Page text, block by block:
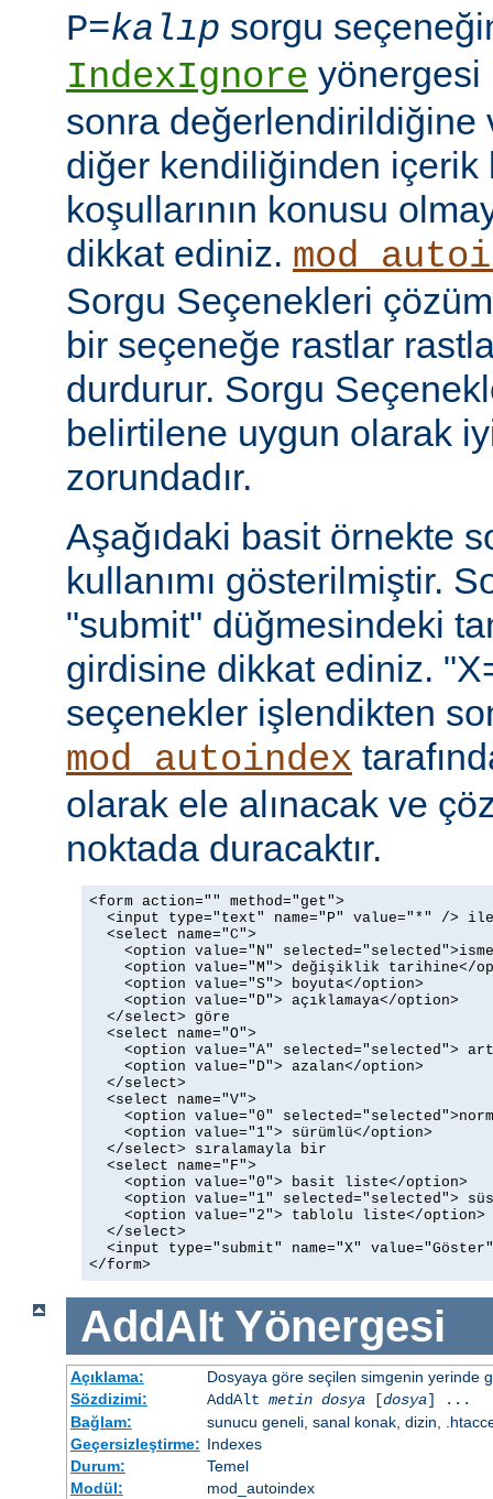
P=kalıp sorgu
IndexIgnore yönergesi
sonra değerlendirildiğine
diğer kendiliğinden içerik
koşullarının konusu
dikkat ediniz.
Sorgu Seçenekleri
bir seçeneğe rastlar
durdurur. Sorgu
belirtilene uygun olarak
zorundadır.
Aşağıdaki basit örnekte
kullanımı gösterilmiştir.
"submit" düğmesindeki
girdisine dikkat ediniz.
seçenekler işlendikten
mod_autoindex
olarak ele alınacak ve
noktada duracaktır.
<form action="" method="get">
<input type="text" name="P" value="*" />
  <select name="C">
<option value="N"
<option value="M"> değişiklik tarihine</
    <option value="S"> boyuta</option>
    <option value="D"> açıklamaya</option>
  </select> göre
  <select name="O">
<option value="A" selected="selected">
    <option value="D"> azalan</option>
  </select>
  <select name="V">
<option value="0"
    <option value="1"> sürümlü</option>
  </select> sıralamayla bir
  <select name="F">
    <option value="0"> basit liste</option>
<option value="1" selected="selected">
    <option value="2"> tablolu liste</option>
  </select>
<input type="submit" name="X"
</form>
AddAlt Yönergesi
Açıklama:
Dosyaya göre seçilen simgenin yerinde
Sözdizimi:
AddAlt metin dosya[dosya] ...
Bağlam:
sunucu geneli, sanal konak, dizin,
Geçersizleştirme: Indexes
Durum:
Temel
Modül:
mod_autoindex